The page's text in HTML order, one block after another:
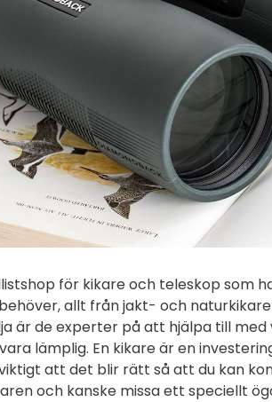
för kikare och teleskop som
allt från jakt- och
är de experter på att hjälpa till med
lämplig. En kikare är en
att det blir rätt så att du kan
och kanske missa ett speciellt